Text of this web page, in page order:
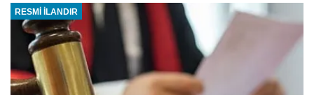
RESMİ İLANDIR